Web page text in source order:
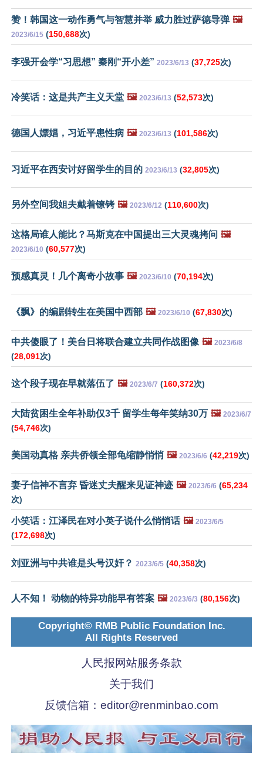
赞！韩国这一动作勇气与智慧并举 威力胜过萨德导弹 🖼️
2023/6/15 (150,688次)
李强开会学“习思想” 秦刚“开小差” 2023/6/13 (37,725次)
冷笑话：这是共产主义天堂 🖼️ 2023/6/13 (52,573次)
德国人嫖娼，习近平患性病 🖼️ 2023/6/13 (101,586次)
习近平在西安讨好留学生的目的 2023/6/13 (32,805次)
另外空间我姐夫戴着镣铐 🖼️ 2023/6/12 (110,600次)
这格局谁人能比？马斯克在中国提出三大灵魂拷问 🖼️
2023/6/10 (60,577次)
预感真灵！几个离奇小故事 🖼️ 2023/6/10 (70,194次)
《飘》的编剧转生在美国中西部 🖼️ 2023/6/10 (67,830次)
中共傻眼了！美台日将联合建立共同作战图像 🖼️ 2023/6/8
(28,091次)
这个段子现在早就落伍了 🖼️ 2023/6/7 (160,372次)
大陆贫困生全年补助仅3千 留学生每年笑纳30万 🖼️ 2023/6/7
(54,746次)
美国动真格 亲共侨领全部龟缩静悄悄 🖼️ 2023/6/6 (42,219次)
妻子信神不言弃 昏迷丈夫醒来见证神迹 🖼️ 2023/6/6 (65,234
次)
小笑话：江泽民在对小英子说什么悄悄话 🖼️ 2023/6/5
(172,698次)
刘亚洲与中共谁是头号汉奸？ 2023/6/5 (40,358次)
人不知！ 动物的特异功能早有答案 🖼️ 2023/6/3 (80,156次)
Copyright© RMB Public Foundation Inc.
All Rights Reserved
人民报网站服务条款
关于我们
反馈信箱： editor@renminbao.com